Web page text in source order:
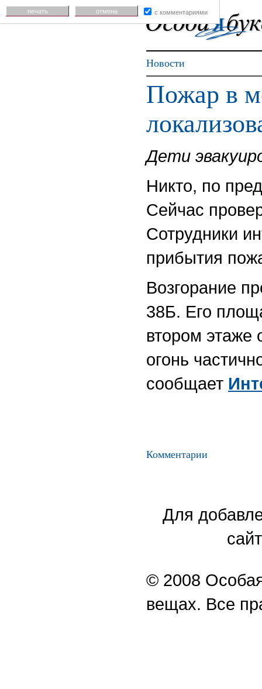
Новости
Пожар в
Дети
Никто, по
Сейчас
Сотрудники
прибытия
Возгорание
38Б. Его
втором этаже
огонь
сообщает
Комментарии
Для
© 2008
вещах. Все
печать отмена с комментариями